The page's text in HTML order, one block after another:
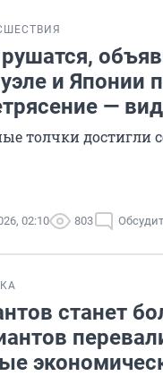
и Японии
—
толчки достигли
02:10 803
станет